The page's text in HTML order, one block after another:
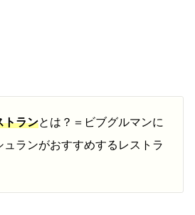
トランとは？＝ビブグルマンに
ランがおすすめするレストラ